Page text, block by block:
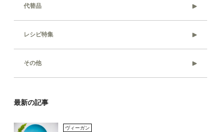
代替品
レシピ特集
その他
最新の記事
ヴィーガン